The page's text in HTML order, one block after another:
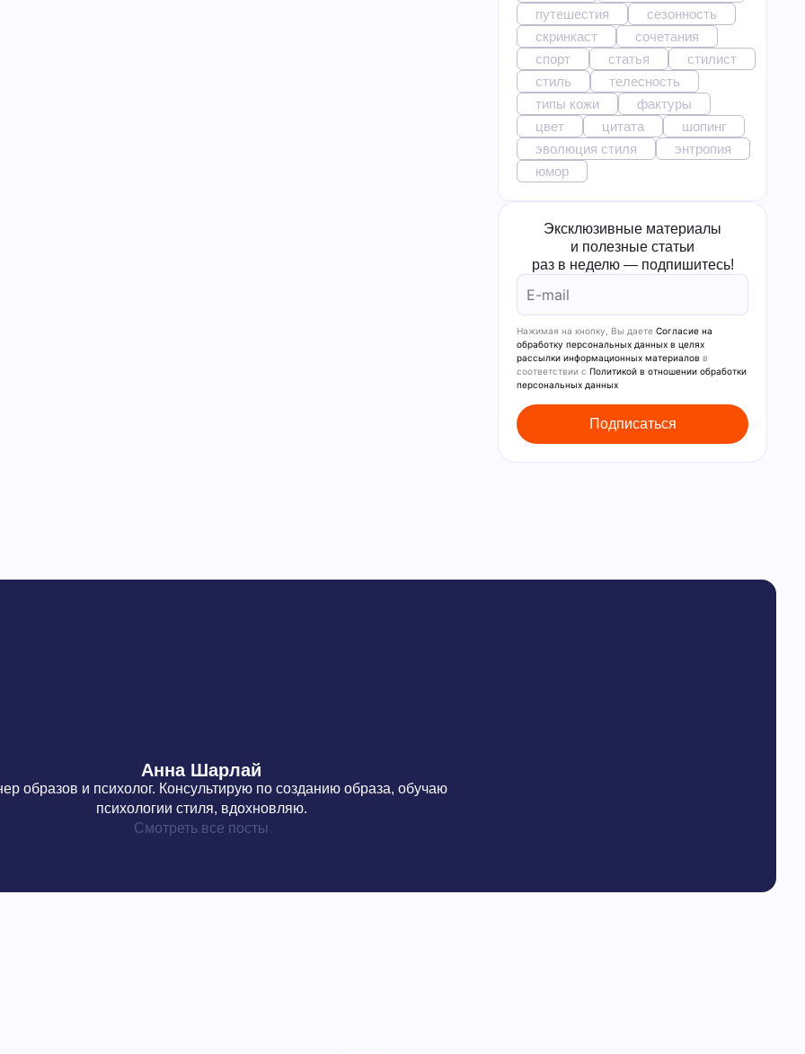
путешестия
сезонность
скринкаст
сочетания
спорт
статья
стилист
стиль
телесность
типы кожи
фактуры
цвет
цитата
шопинг
эволюция стиля
энтропия
юмор
Эксклюзивные материалы
и полезные статьи
раз в неделю — подпишитесь!
Нажимая на кнопку, Вы даете Согласие на
обработку персональных данных в целях
рассылки информационных материалов в
соответствии с Политикой в отношении обработки
персональных данных
Анна Шарлай
образов и психолог. Консультирую по созданию образа, обучаю
психологии стиля, вдохновляю.
Смотреть все посты